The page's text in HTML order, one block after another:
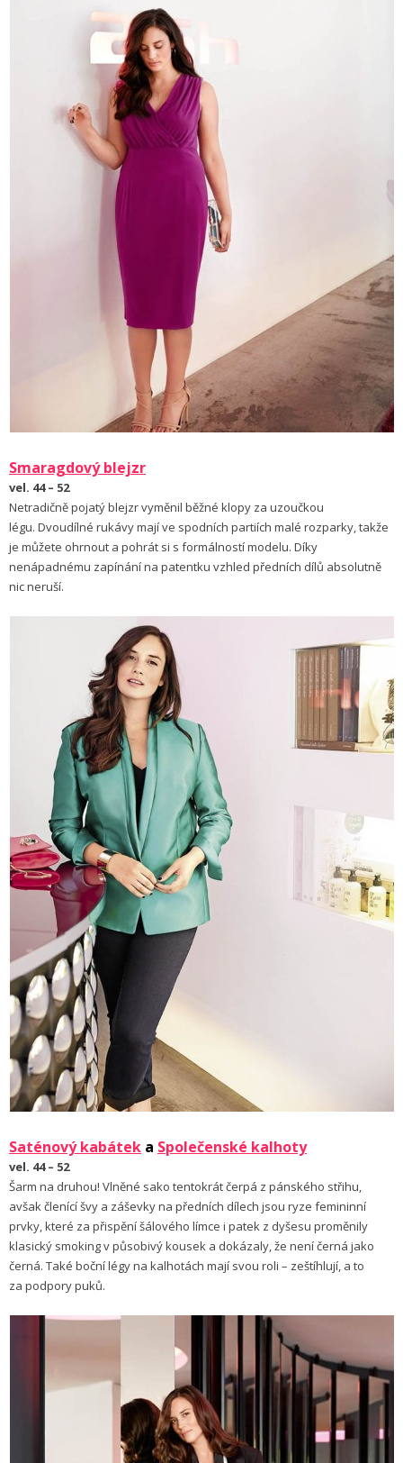
Smaragdový blejzr
vel. 44 – 52
Netradičně pojatý blejzr vyměnil běžné klopy za uzoučkou
légu. Dvoudílné rukávy mají ve spodních partiích malé rozparky, takže
je můžete ohrnout a pohrát si s formálností modelu. Díky
nenápadnému zapínání na patentku vzhled předních dílů absolutně
nic neruší.
Saténový kabátek a Společenské kalhoty
vel. 44 – 52
Šarm na druhou! Vlněné sako tentokrát čerpá z pánského střihu,
avšak členící švy a záševky na předních dílech jsou ryze femininní
prvky, které za přispění šálového límce i patek z dyšesu proměnily
klasický smoking v působivý kousek a dokázaly, že není černá jako
černá. Také boční légy na kalhotách mají svou roli – zeštíhlují, a to
za podpory puků.